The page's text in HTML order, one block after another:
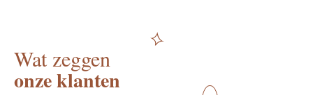
Wat zeggen
onze klanten